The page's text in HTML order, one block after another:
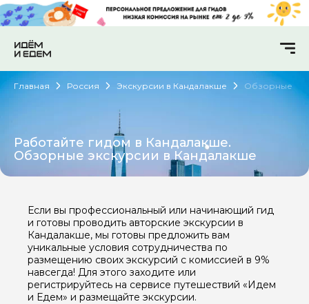
Главная Россия Экскурсии в Кандалакше Обзорные
Работайте гидом в Кандалакше.
Обзорные экскурсии в Кандалакше
Если вы профессиональный или начинающий гид
и готовы проводить авторские экскурсии в
Кандалакше, мы готовы предложить вам
уникальные условия сотрудничества по
размещению своих экскурсий с комиссией в 9%
навсегда! Для этого заходите или
регистрируйтесь на сервисе путешествий «Идем
и Едем» и размещайте экскурсии.